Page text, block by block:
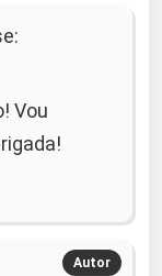
Vou